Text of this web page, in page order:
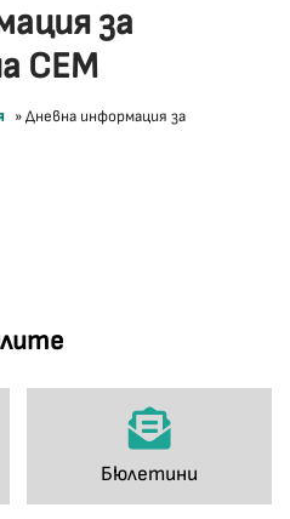
Бюлетини
за
СЕМ
»Дневна информация за